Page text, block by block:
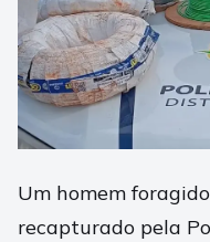
Um homem
recapturado pela